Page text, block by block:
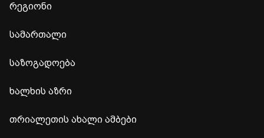
რეგიონი
სამართალი
საზოგადოება
ხალხის აზრი
თრიალეთის ახალი ამბები